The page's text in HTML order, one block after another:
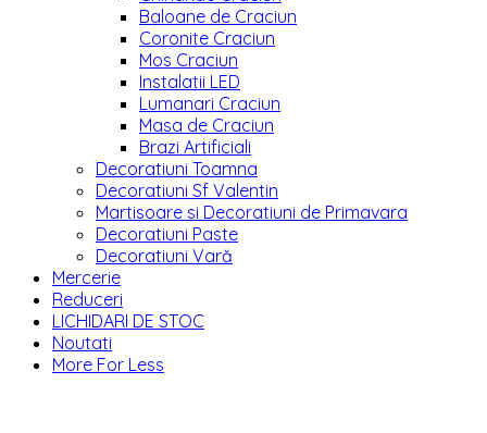
Baloane de Craciun
Coronite Craciun
Mos Craciun
Instalatii LED
Lumanari Craciun
Masa de Craciun
Brazi Artificiali
Decoratiuni Toamna
Decoratiuni Sf Valentin
Martisoare si Decoratiuni de Primavara
Decoratiuni Paste
Decoratiuni Vară
Mercerie
Reduceri
LICHIDARI DE STOC
Noutati
More For Less